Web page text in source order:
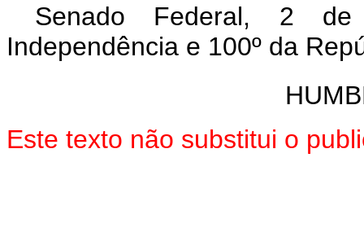
Senado Federal, 2
Independência e 100º da
Este texto não substitui o